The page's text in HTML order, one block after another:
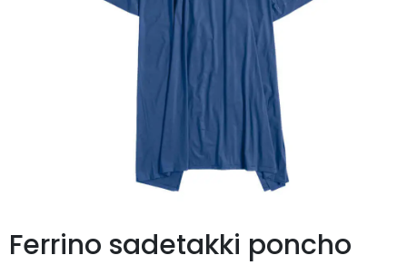
Ferrino sadetakki poncho